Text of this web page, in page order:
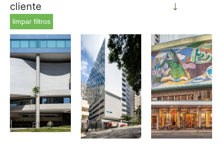
cliente
limpar filtros